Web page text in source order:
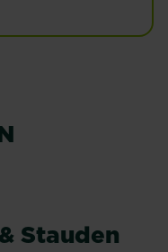
Stauden